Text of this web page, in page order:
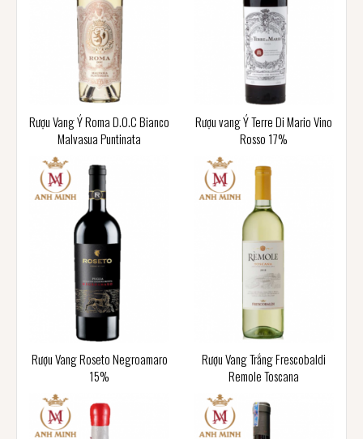
Rượu Vang Ý Roma D.O.C Bianco
Malvasua Puntinata
Rượu vang Ý Terre Di Mario Vino
Rosso 17%
Rượu Vang Roseto Negroamaro
15%
Rượu Vang Trắng Frescobaldi
Remole Toscana